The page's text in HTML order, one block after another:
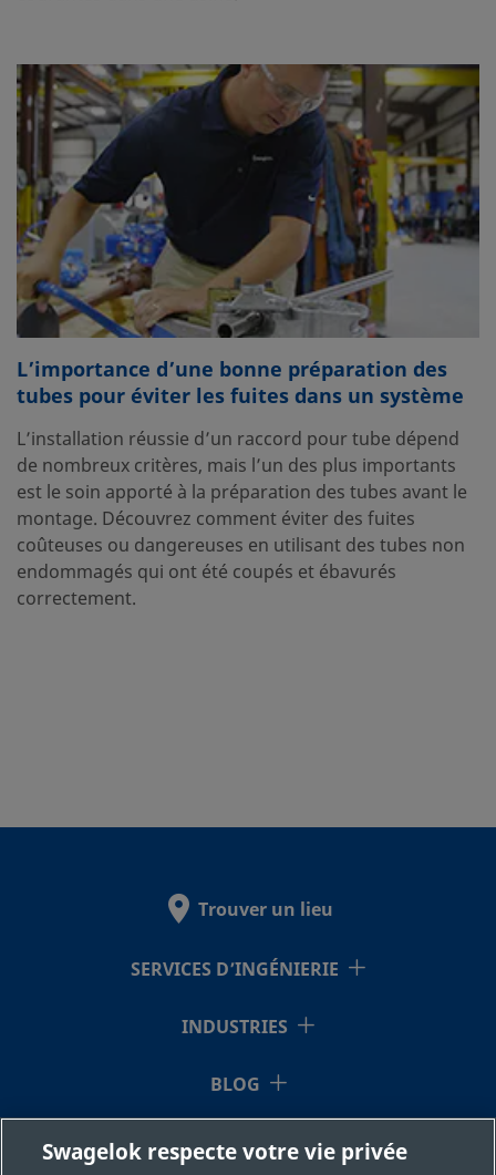
L’importance d’une bonne préparation des
tubes pour éviter les fuites dans un système
L’installation réussie d’un raccord pour tube dépend
de nombreux critères, mais l’un des plus importants
est le soin apporté à la préparation des tubes avant le
montage. Découvrez comment éviter des fuites
coûteuses ou dangereuses en utilisant des tubes non
endommagés qui ont été coupés et ébavurés
correctement.
Trouver un lieu
SERVICES D’INGÉNIERIE
INDUSTRIES
BLOG
RESSOURCES
Swagelok respecte votre vie privée